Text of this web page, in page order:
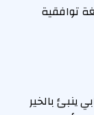
توافقية
ينبئ بالخير